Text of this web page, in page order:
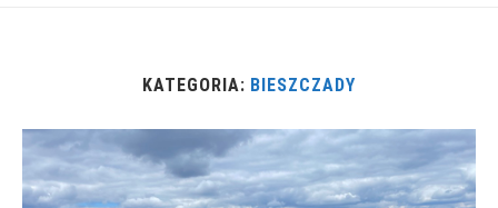
KATEGORIA: BIESZCZADY